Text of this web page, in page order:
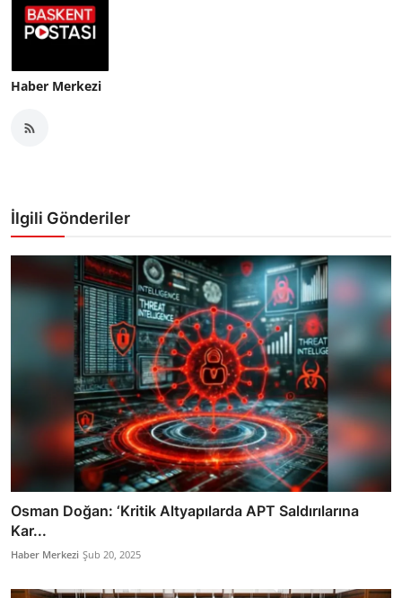
Haber Merkezi
İlgili Gönderiler
Osman Doğan: ‘Kritik Altyapılarda APT Saldırılarına
Kar...
Haber Merkezi Şub 20, 2025